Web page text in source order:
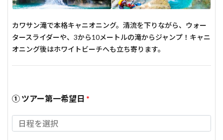
カワサン滝で本格キャニオニング。清流を下りながら、ウォー
タースライダーや、3から10メートルの滝からジャンプ！キャニ
オニング後はホワイトビーチへも立ち寄ります。
① ツアー第一希望日 *